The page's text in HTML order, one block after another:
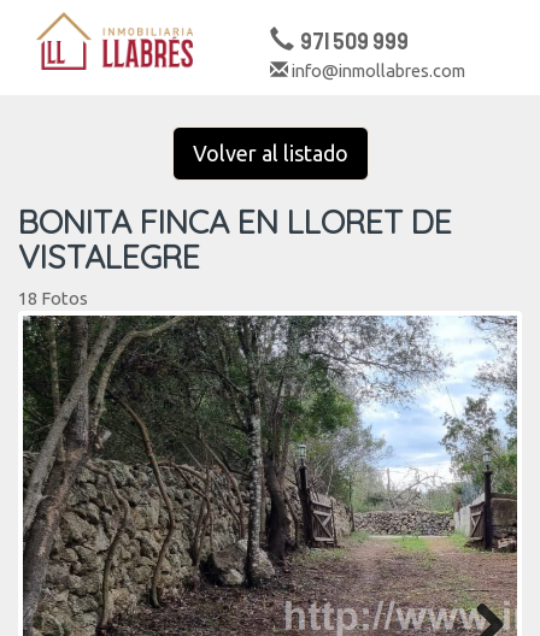
971 509 999
info@inmollabres.com
Volver al listado
BONITA FINCA EN LLORET DE
VISTALEGRE
18 Fotos